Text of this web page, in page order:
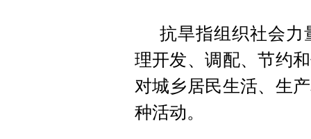
抗旱指组织社会力
理开发、调配、节约
对城乡居民生活、生
种活动。